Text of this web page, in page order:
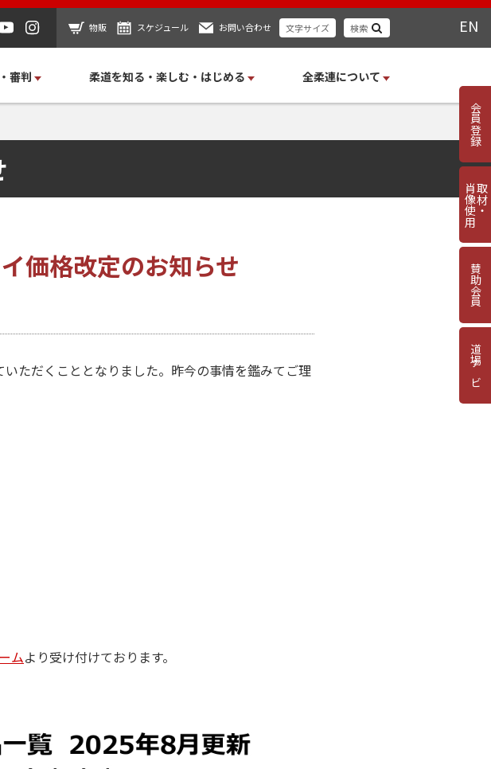
物販 スケジュール お問い合わせ 文字サイズ 検索 EN
審判 柔道を知る・楽しむ・はじめる 全柔連について
会員登録
取材・
肖像使用
賛助会員
道場ナビ
価格改定のお知らせ
ただくこととなりました。昨今の事情を鑑みてご理
ムより受け付けております。